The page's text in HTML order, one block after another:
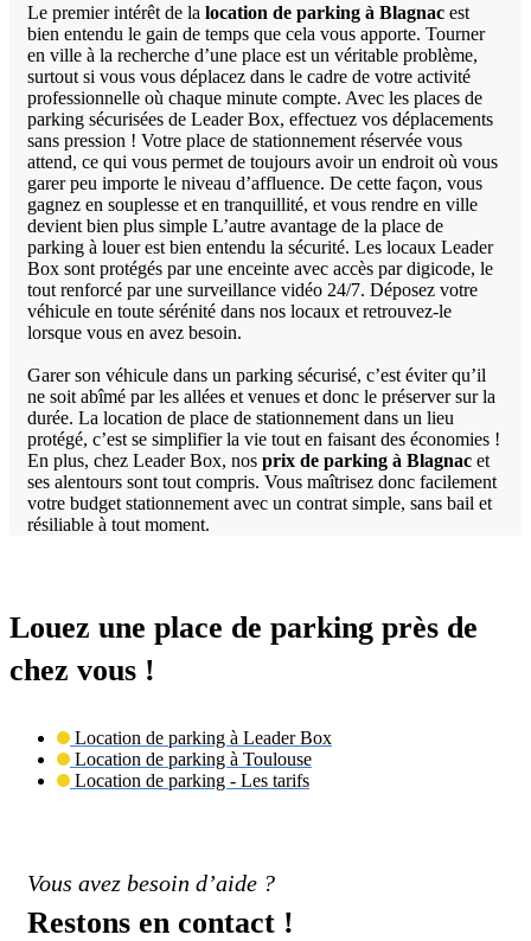
Le premier intérêt de la location de parking à Blagnac est
bien entendu le gain de temps que cela vous apporte. Tourner
en ville à la recherche d’une place est un véritable problème,
surtout si vous vous déplacez dans le cadre de votre activité
professionnelle où chaque minute compte. Avec les places de
parking sécurisées de Leader Box, effectuez vos déplacements
sans pression ! Votre place de stationnement réservée vous
attend, ce qui vous permet de toujours avoir un endroit où vous
garer peu importe le niveau d’affluence. De cette façon, vous
gagnez en souplesse et en tranquillité, et vous rendre en ville
devient bien plus simple L’autre avantage de la place de
parking à louer est bien entendu la sécurité. Les locaux Leader
Box sont protégés par une enceinte avec accès par digicode, le
tout renforcé par une surveillance vidéo 24/7. Déposez votre
véhicule en toute sérénité dans nos locaux et retrouvez-le
lorsque vous en avez besoin.
Garer son véhicule dans un parking sécurisé, c’est éviter qu’il
ne soit abîmé par les allées et venues et donc le préserver sur la
durée. La location de place de stationnement dans un lieu
protégé, c’est se simplifier la vie tout en faisant des économies !
En plus, chez Leader Box, nos prix de parking à Blagnac et
ses alentours sont tout compris. Vous maîtrisez donc facilement
votre budget stationnement avec un contrat simple, sans bail et
résiliable à tout moment.
Louez une place de parking près de
chez vous !
Location de parking à Leader Box
Location de parking à Toulouse
Location de parking - Les tarifs
Vous avez besoin d’aide ?
Restons en contact !